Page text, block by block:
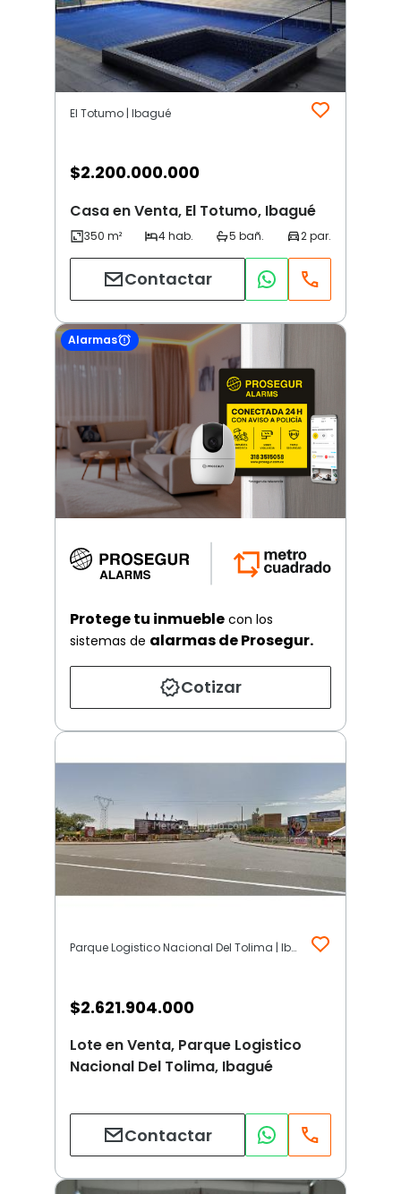
El Totumo | Ibagué
$2.200.000.000
Casa en Venta, El Totumo, Ibagué
Contactar
Alarmas
Protege tu inmueble con los
sistemas de alarmas de Prosegur.
Cotizar
Parque Logistico Nacional Del Tolima | Ibagué
$2.621.904.000
Lote en Venta, Parque Logistico
Nacional Del Tolima, Ibagué
Contactar